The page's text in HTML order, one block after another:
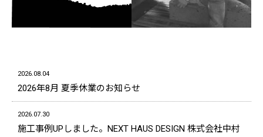
2026.08.04
2026年8月 夏季休業のお知らせ
2026.07.30
施工事例UPしました。NEXT HAUS DESIGN 株式会社中村